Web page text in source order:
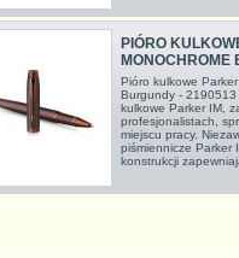
PIÓRO
MONOCHROME
Pióro kulkowe
Burgundy -
kulkowe Parker IM,
profesjonalistach,
miejscu pracy.
piśmiennicze Parker
konstrukcji